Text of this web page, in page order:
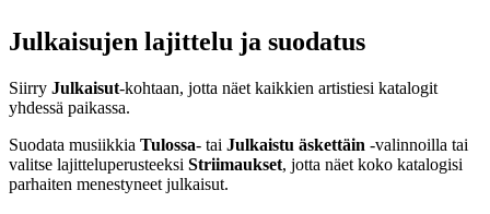
Julkaisujen lajittelu ja suodatus
Siirry Julkaisut-kohtaan, jotta näet kaikkien artistiesi katalogit
yhdessä paikassa.
Suodata musiikkia Tulossa- tai Julkaistu äskettäin ‑valinnoilla tai
valitse lajitteluperusteeksi Striimaukset, jotta näet koko katalogisi
parhaiten menestyneet julkaisut.